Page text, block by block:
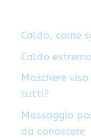
Caldo, come
Caldo
Maschere
tutti?
Massaggio
da conoscere